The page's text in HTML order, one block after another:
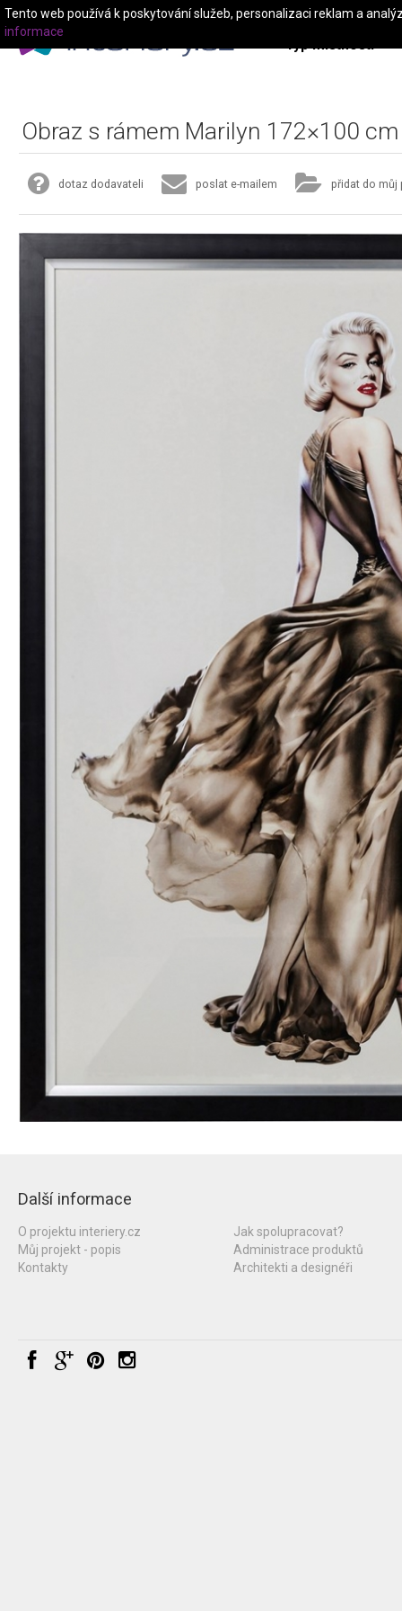
Typ místnosti
Obraz s rámem Marilyn 172×100 cm
dotaz dodavateli poslat e-mailem přidat do můj
Další informace
O projektu interiery.cz
Můj projekt - popis
Kontakty
Jak spolupracovat?
Administrace produktů
Architekti a designéři
Tento web používá k poskytování služeb, personalizaci reklam a
informace